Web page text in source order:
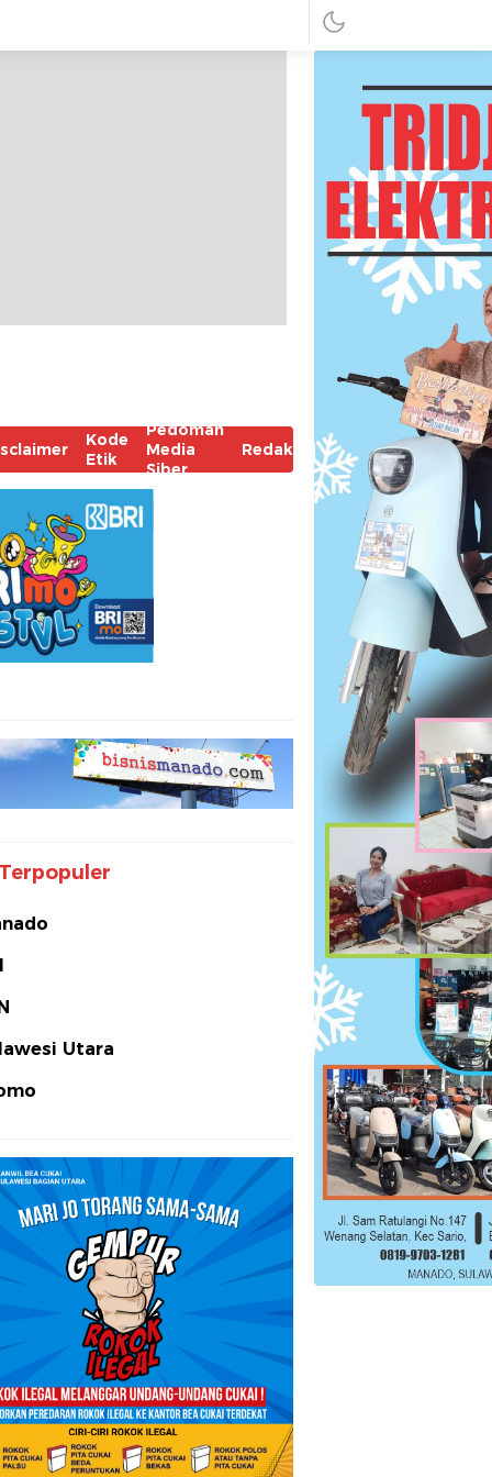
Kode
Etik
Pedoman
Media
Siber
Redaksi
Utara